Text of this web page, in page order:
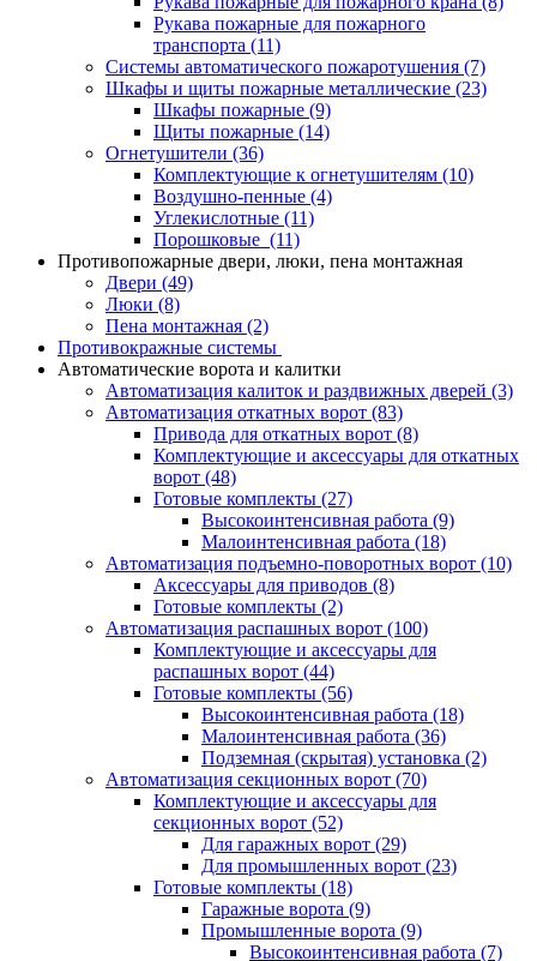
Рукава пожарные для пожарного
транспорта (11)
Системы автоматического пожаротушения (7)
Шкафы и щиты пожарные металлические (23)
Шкафы пожарные (9)
Щиты пожарные (14)
Огнетушители (36)
Комплектующие к огнетушителям (10)
Воздушно-пенные (4)
Углекислотные (11)
Порошковые (11)
Противопожарные двери, люки, пена монтажная
Двери (49)
Люки (8)
Пена монтажная (2)
Противокражные системы
Автоматические ворота и калитки
Автоматизация калиток и раздвижных дверей (3)
Автоматизация откатных ворот (83)
Привода для откатных ворот (8)
Комплектующие и аксессуары для откатных
ворот (48)
Готовые комплекты (27)
Высокоинтенсивная работа (9)
Малоинтенсивная работа (18)
Автоматизация подъемно-поворотных ворот (10)
Аксессуары для приводов (8)
Готовые комплекты (2)
Автоматизация распашных ворот (100)
Комплектующие и аксессуары для
распашных ворот (44)
Готовые комплекты (56)
Высокоинтенсивная работа (18)
Малоинтенсивная работа (36)
Подземная (скрытая) установка (2)
Автоматизация секционных ворот (70)
Комплектующие и аксессуары для
секционных ворот (52)
Для гаражных ворот (29)
Для промышленных ворот (23)
Готовые комплекты (18)
Гаражные ворота (9)
Промышленные ворота (9)
Высокоинтенсивная работа (7)